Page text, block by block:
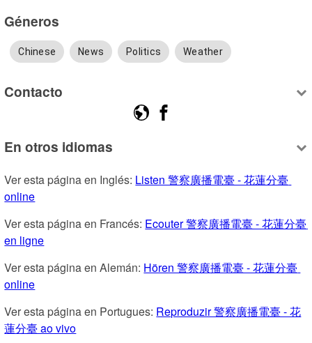
Géneros
Chinese News Politics Weather
Contacto
En otros idiomas
Ver esta página en Inglés: Listen 警察廣播電臺 - 花蓮分臺
online
Ver esta página en Francés: Ecouter 警察廣播電臺 - 花蓮分臺
en ligne
Ver esta página en Alemán: Hören 警察廣播電臺 - 花蓮分臺
online
Ver esta página en Portugues: Reproduzir 警察廣播電臺 - 花
蓮分臺 ao vivo